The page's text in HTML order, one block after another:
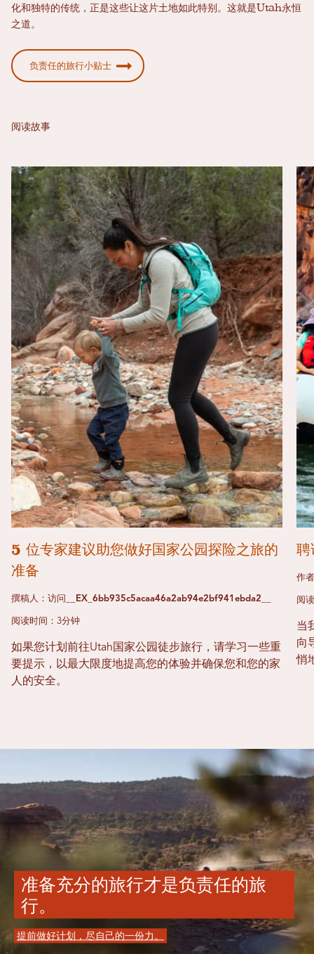
化和独特的传统，正是这些让这片土地如此特别。这就是Utah永恒
之道。
负责任的旅行小贴士
阅读故事
5 位专家建议助您做好国家公园探险之旅的
准备
撰稿人：访问__EX_6bb935c5acaa46a2ab94e2bf941ebda​​2__
阅读时间：3分钟
如果您计划前往Utah国家公园徒步旅行，请学习一些重
要提示，以最大限度地提高您的体验并确保您和您的家
人的安全。
作
阅
当
向
悄
准备充分的旅行才是负责任的旅
行。
提前做好计划，尽自己的一份力。